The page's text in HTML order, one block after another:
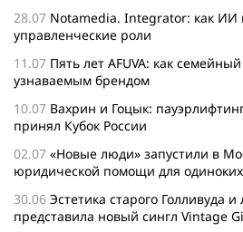
28.07 Notamedia. Integrator: как ИИ
управленческие роли
11.07 Пять лет AFUVA: как
узнаваемым брендом
10.07 Вахрин и Гоцык:
принял Кубок России
02.07 «Новые люди» запустили в
юридической помощи для
30.06 Эстетика старого Голливуда
представила новый сингл Vintage